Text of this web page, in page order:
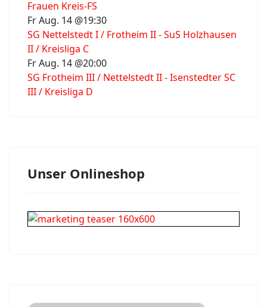
Frauen Kreis-FS
Fr Aug. 14 @19:30
SG Nettelstedt I / Frotheim II - SuS Holzhausen
II / Kreisliga C
Fr Aug. 14 @20:00
SG Frotheim III / Nettelstedt II - Isenstedter SC
III / Kreisliga D
Unser Onlineshop